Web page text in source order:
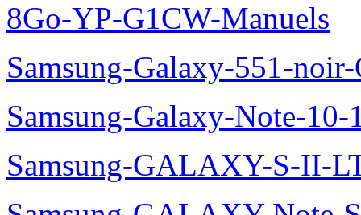
8Go-YP-G1CW-Manuels
Samsung-Galaxy-551-
Samsung-Galaxy-Note-
Samsung-GALAXY-S-II-